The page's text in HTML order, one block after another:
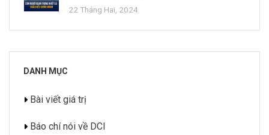
22 Tháng Hai, 2024
DANH MỤC
Bài viết giá trị
Báo chí nói về DCI